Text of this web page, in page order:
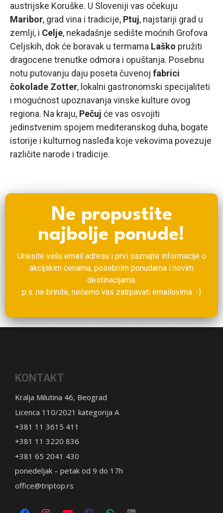
austrijske Koruške. U Sloveniji vas očekuju
Maribor, grad vina i tradicije, Ptuj, najstariji grad u
zemlji, i Celje, nekadašnje sedište moćnih Grofova
Celjskih, dok će boravak u termama Laško pružiti
dragocene trenutke odmora i opuštanja. Posebnu
notu putovanju daju poseta čuvenoj fabrici
čokolade Zotter, lokalni gastronomski specijaliteti
i mogućnost upoznavanja vinske kulture ovog
regiona. Na kraju, Pečuj će vas osvojiti
jedinstvenim spojem mediteranskog duha, bogate
istorije i kulturnog nasleđa koje vekovima povezuje
različite narode i tradicije.
Ne propustite
najbolje ponude!
Unesite vašu email adresu i prvi saznajte informacije o
akcijskim cenama, posebnim ponudama i novim
destinacijama.
p.s. ne brinite, nećemo vas zatrpavati emailovima :-)
KONTAKT
Kralja Milutina 46, Beograd
Licenca 110/2021 kategorija A
+381 11 3615 411
+381 11 3220 836
+381 65 2041 430
ponedeljak – petak od 9 do 17h
office@triptop.rs